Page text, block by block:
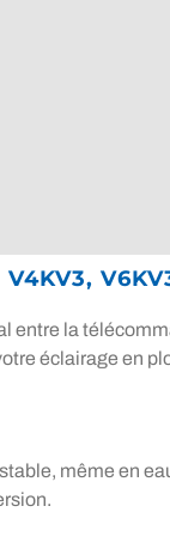
entre la
éclairage en
même en